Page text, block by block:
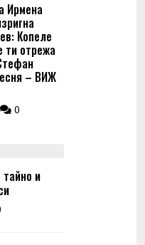
Ирмена
Копеле
ти отрежа
– ВИЖ
0
и